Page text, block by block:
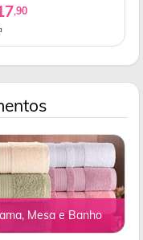
,90
Mesa e Banho